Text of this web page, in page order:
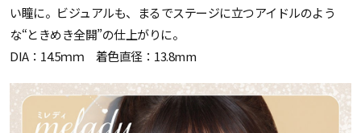
い瞳に。ビジュアルも、まるでステージに立つアイドルのよう
な“ときめき全開”の仕上がりに。
DIA：14.5ｍｍ 着色直径：13.8mm